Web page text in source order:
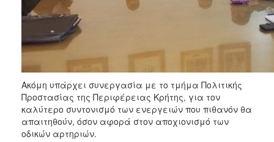
Ακόμη υπάρχει συνεργασία με το τμήμα Πολιτικής
Προστασίας της Περιφέρειας Κρήτης, για τον
καλύτερο συντονισμό των ενεργειών που πιθανόν θα
απαιτηθούν, όσον αφορά στον αποχιονισμό των
οδικών αρτηριών.